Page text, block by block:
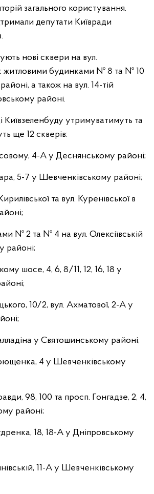
загального користування.
депутати Київради
нові сквери на вул.
житловими будинками № 8 та № 10
а також на вул. 14-тій
районі.
Київзеленбуду утримуватимуть та
ще 12 скверів:
4-А у Деснянському районі;
5-7 у Шевченківському районі;
та вул. Куренівської в
2 та № 4 на вул. Олексіївській
районі;
шосе, 4, 6, 8/11, 12, 16, 18 у
10/2, вул. Ахматової, 2-А у
у Святошинському районі;
4 у Шевченківському
98, 100 та просп. Гонгадзе, 2, 4,
районі;
18, 18-А у Дніпровському
11-А у Шевченківському